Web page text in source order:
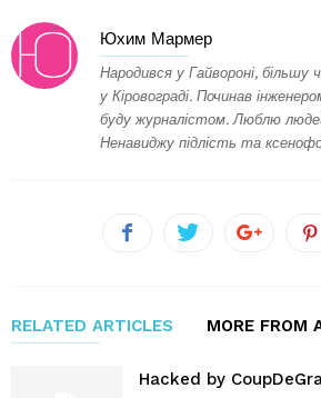
Юхим Мармер
Народився у Гайвороні,
у Кіровограді. Починав
буду журналістом. Люблю
Ненавиджу підлість та
RELATED ARTICLES MORE FROM
Hacked by